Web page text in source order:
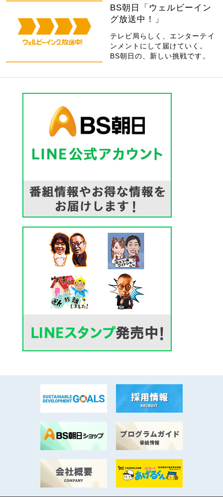
BS朝日「ウェルビーイン
グ放送中！」
テレビ局らしく、エンターテイ
ンメントにして届けていく。
BS朝日の、新しい挑戦です。